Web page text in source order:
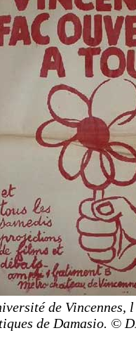
de Vincennes,
de Damasio. ©